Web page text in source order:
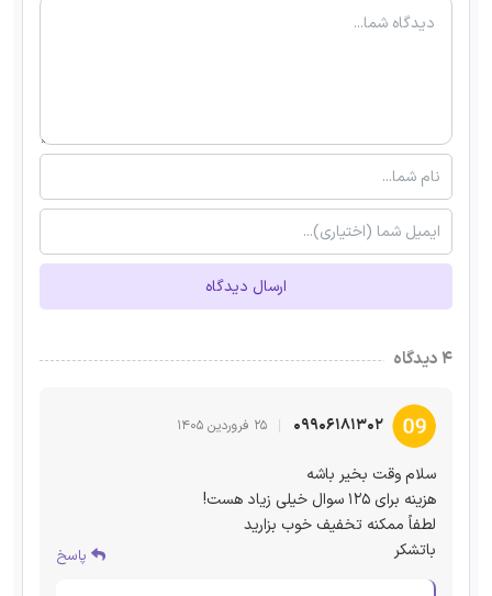
ارسال دیدگاه
۴ دیدگاه
09906181302 ۲۵ فروردین ۱۴۰۵
سلام وقت بخیر باشه
هزینه برای 125 سوال خیلی زیاد هست!
لطفاً ممکنه تخفیف خوب بزارید
باتشکر
پاسخ